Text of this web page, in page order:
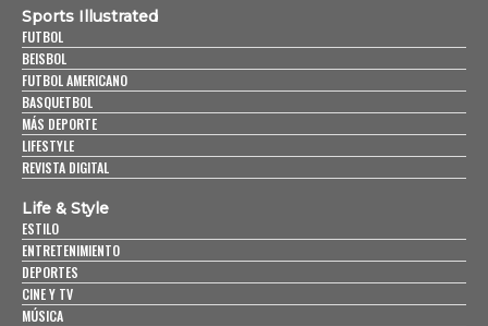
Sports Illustrated
FUTBOL
BEISBOL
FUTBOL AMERICANO
BASQUETBOL
MÁS DEPORTE
LIFESTYLE
REVISTA DIGITAL
Life & Style
ESTILO
ENTRETENIMIENTO
DEPORTES
CINE Y TV
MÚSICA